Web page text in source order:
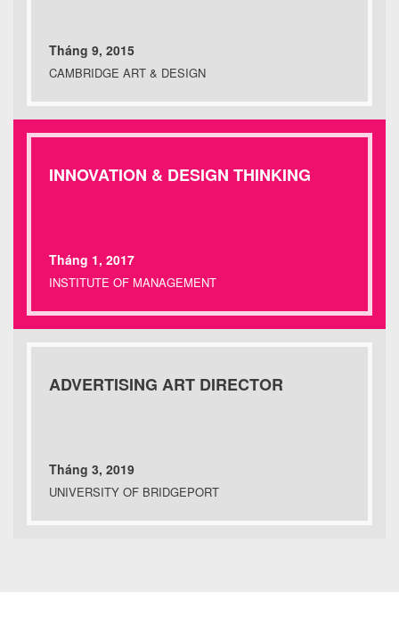
Tháng 9, 2015
CAMBRIDGE ART & DESIGN
INNOVATION & DESIGN THINKING
Tháng 1, 2017
INSTITUTE OF MANAGEMENT
ADVERTISING ART DIRECTOR
Tháng 3, 2019
UNIVERSITY OF BRIDGEPORT